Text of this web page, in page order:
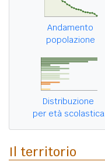
Andamento
popolazione
Distribuzione
per età scolastica
Il territorio